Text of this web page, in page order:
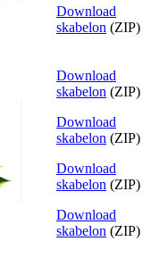
Download
skabelon (ZIP)
Download
skabelon (ZIP)
Download
skabelon (ZIP)
Download
skabelon (ZIP)
Download
skabelon (ZIP)